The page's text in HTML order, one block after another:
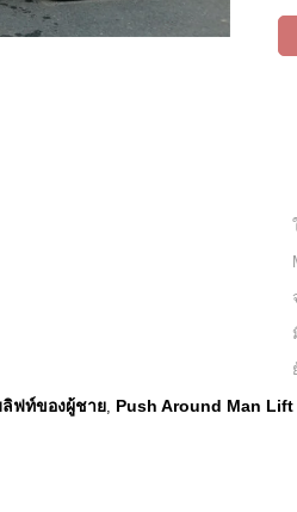
ฟท์ของผู้ชาย, Push Around Man Lift